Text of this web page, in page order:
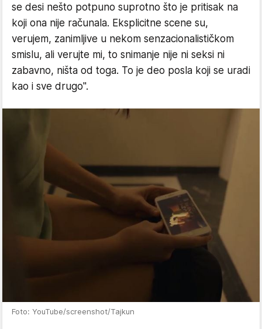
se desi nešto potpuno suprotno što je pritisak na
koji ona nije računala. Eksplicitne scene su,
verujem, zanimljive u nekom senzacionalističkom
smislu, ali verujte mi, to snimanje nije ni seksi ni
zabavno, ništa od toga. To je deo posla koji se uradi
kao i sve drugo".
Foto: YouTube/screenshot/Tajkun